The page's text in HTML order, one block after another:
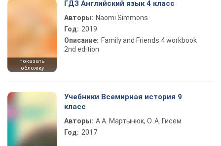
показать
обложку
ГДЗ Английский язык 4 класс
Авторы: Naomi Simmons
Год: 2019
Описание: Family and Friends 4 workbook
2nd edition
Учебники Всемирная история 9
класс
Авторы: А.А. Мартынюк, О. А. Гисем
Год: 2017